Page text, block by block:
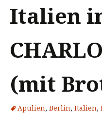
Italien
(mit
Apulien, Berlin, Italien,